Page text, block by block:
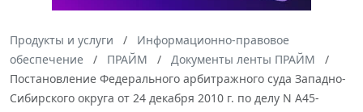
Продукты и услуги
Информационно-правовое
обеспечение
ПРАЙМ
Документы ленты ПРАЙМ
Постановление Федерального арбитражного суда Западно-
Сибирского округа от 24 декабря 2010 г. по делу N А45-